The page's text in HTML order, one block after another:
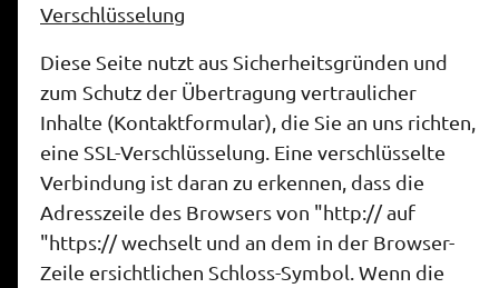
Verschlüsselung
Diese Seite nutzt aus Sicherheitsgründen und
zum Schutz der Übertragung vertraulicher
Inhalte (Kontaktformular), die Sie an uns richten,
eine SSL-Verschlüsselung. Eine verschlüsselte
Verbindung ist daran zu erkennen, dass die
Adresszeile des Browsers von "http:// auf
"https:// wechselt und an dem in der Browser-
Zeile ersichtlichen Schloss-Symbol. Wenn die